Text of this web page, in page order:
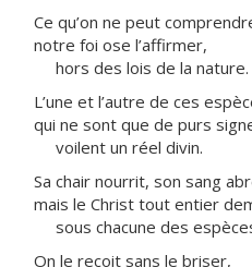
Ce qu’on ne peut
notre foi ose l’affirmer,
hors des lois de la nature.
L’une et l’autre de ces
qui ne sont que de purs
voilent un réel divin.
Sa chair nourrit, son sang
mais le Christ tout entier
sous chacune des
On le reçoit sans le briser,